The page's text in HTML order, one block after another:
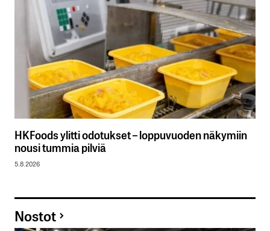
HKFoods ylitti odotukset – loppuvuoden näkymiin
nousi tummia pilviä
5.8.2026
Nostot